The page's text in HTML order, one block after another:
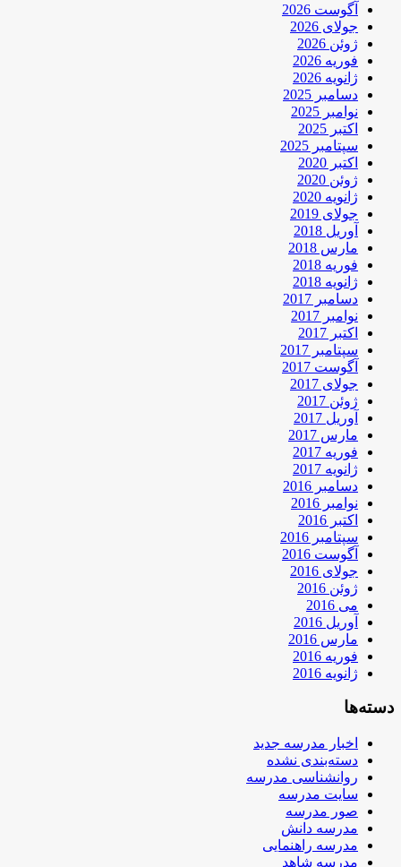
آگوست 2026
جولای 2026
ژوئن 2026
فوریه 2026
ژانویه 2026
دسامبر 2025
نوامبر 2025
اکتبر 2025
سپتامبر 2025
اکتبر 2020
ژوئن 2020
ژانویه 2020
جولای 2019
آوریل 2018
مارس 2018
فوریه 2018
ژانویه 2018
دسامبر 2017
نوامبر 2017
اکتبر 2017
سپتامبر 2017
آگوست 2017
جولای 2017
ژوئن 2017
آوریل 2017
مارس 2017
فوریه 2017
ژانویه 2017
دسامبر 2016
نوامبر 2016
اکتبر 2016
سپتامبر 2016
آگوست 2016
جولای 2016
ژوئن 2016
می 2016
آوریل 2016
مارس 2016
فوریه 2016
ژانویه 2016
دسته‌ها
اخبار مدرسه جدید
دسته‌بندی نشده
روانشناسی مدرسه
سایت مدرسه
صور مدرسه
مدرسه دانش
مدرسه راهنمایی
مدرسه شاهد